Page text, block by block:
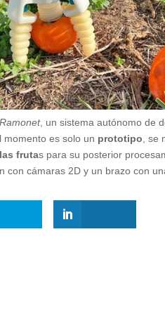
Ramonet, un sistema autónomo de
momento es solo un prototipo ,
frutas para su posterior
con cámaras 2D y un brazo con